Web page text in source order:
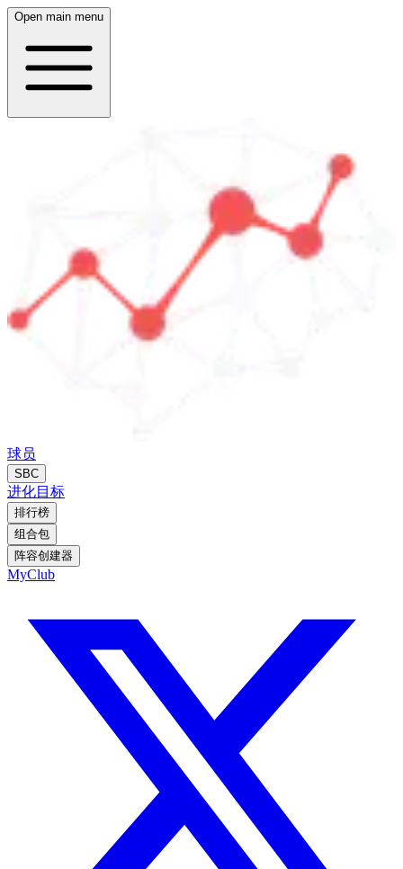
Open main menu
球员
SBC
进化目标
排行榜
组合包
阵容创建器
MyClub